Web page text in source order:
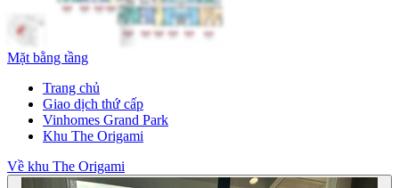
Mặt bằng tầng
Trang chủ
Giao dịch thứ cấp
Vinhomes Grand Park
Khu The Origami
Về khu The Origami